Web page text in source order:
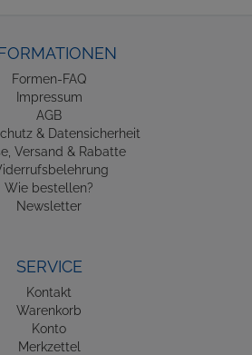
Formen-FAQ
Impressum
AGB
& Datensicherheit
Versand & Rabatte
Wie bestellen?
Newsletter
SERVICE
Kontakt
Warenkorb
Konto
Merkzettel